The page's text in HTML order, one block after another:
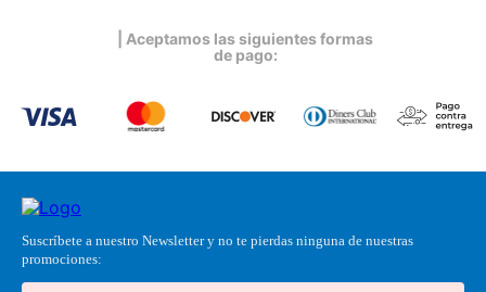
| Aceptamos las siguientes formas
de pago:
Suscríbete a nuestro Newsletter y no te pierdas ninguna de nuestras
promociones: